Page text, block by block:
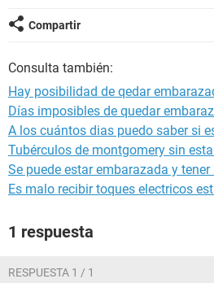
Compartir
Consulta también:
Hay posibilidad de qedar
Días imposibles de quedar
A los cuántos dias puedo saber si
Tubérculos de montgomery sin
Se puede estar embarazada y tener
Es malo recibir toques electricos
1 respuesta
RESPUESTA 1 / 1